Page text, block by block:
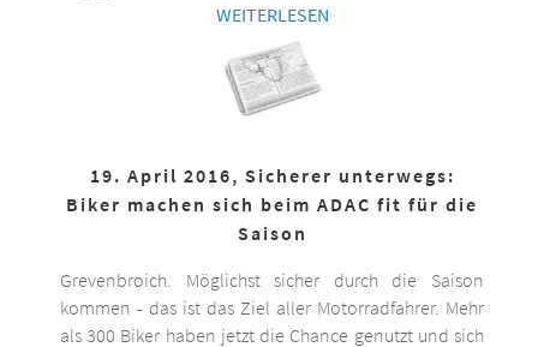
WEITERLESEN
19. April 2016, Sicherer unterwegs:
Biker machen sich beim ADAC fit für die
Saison
Grevenbroich. Möglichst sicher durch die Saison
kommen - das ist das Ziel aller Motorradfahrer. Mehr
als 300 Biker haben jetzt die Chance genutzt und sich